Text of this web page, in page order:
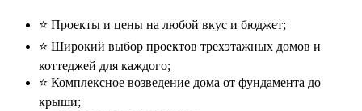
⭐️ Проекты и цены на любой вкус и бюджет;
⭐️ Широкий выбор проектов трехэтажных домов и
коттеджей для каждого;
⭐️ Комплексное возведение дома от фундамента до
крыши;